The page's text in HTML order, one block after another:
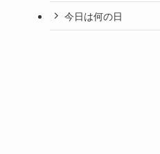
今日は何の日